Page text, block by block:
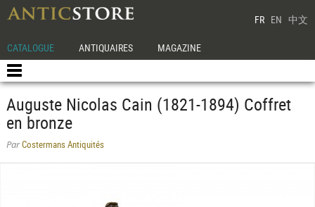
FR EN 中文
CATALOGUE ANTIQUAIRES MAGAZINE
Auguste Nicolas Cain (1821-1894) Coffret
en bronze
ParCostermans Antiquités